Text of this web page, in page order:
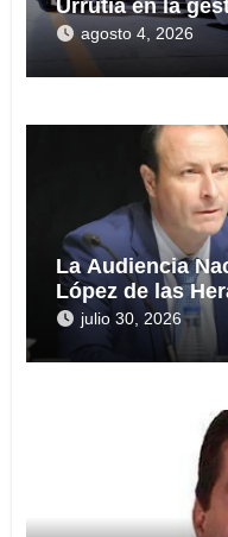
Urrutia en la
Tubos Reunidos
agosto 4, 2026
La Audiencia
López de las
presuntas
de 112,8
julio 30, 2026